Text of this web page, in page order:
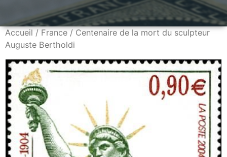
Accueil/France/ Centenaire de la mort du sculpteur
Auguste Bertholdi